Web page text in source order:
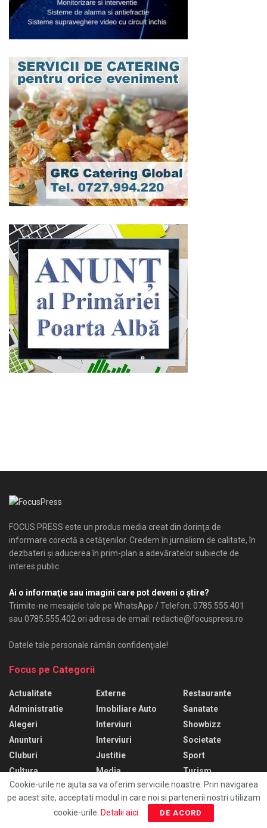
FOCUS PRESS este un produs media creat din dorinţa de
informare corectă a cetăţenilor. Credem în jurnalism de calitate, în
dezbateri şi aducerea în prim-plan a adevăratelor subiecte de
interes public.
Ai o informaţie sau imagini care pot deveni o ştire?
Trimite-ne mesajele tale pe WhatsApp / Telefon: 0785.555.401
sau 0785.555.402 ori adresa de email: redactie@focuspress.ro
Datele tale personale rămân confidenţiale!
Focus pe Categorii
Actualitate
Administratie
Alegeri
Anunturi
Cluburi
Cultura
Economie
Editorial
Externe
Imobiliare Auto
Interviuri
Interviuri
Justitie
Media
Monden
Politica
Politica Interna
Restaurante
Sanatate
Showbizz
Societate
Sport
Turism
Ultima Ora
Uncategorized
Video
Cookie-urile ne ajuta sa va oferim serviciile noastre. Prin navigarea
pe acest site, acceptati modul in care noi si partenerii nostri utilizam
cookie-urile. Detalii aici DE ACORD